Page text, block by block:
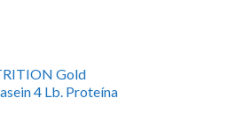
Gold
4 Lb. Proteína